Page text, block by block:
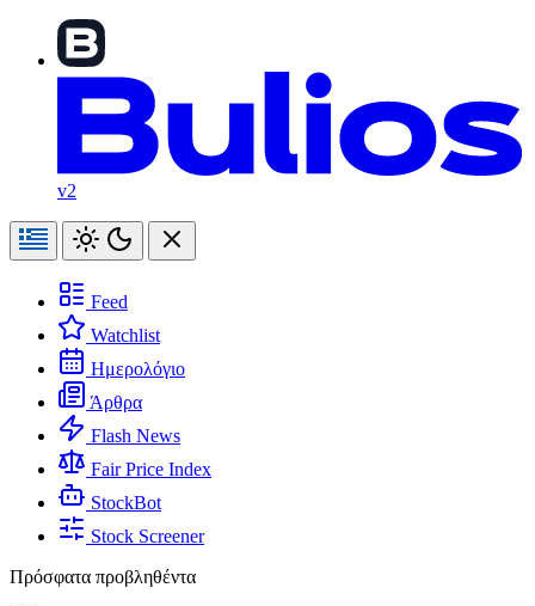
v2
Feed
Watchlist
Ημερολόγιο
Άρθρα
Flash News
Fair Price Index
StockBot
Stock Screener
Πρόσφατα προβληθέντα